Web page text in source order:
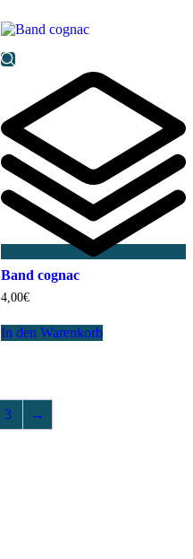
Band cognac
4,00€
In den Warenkorb
3 →